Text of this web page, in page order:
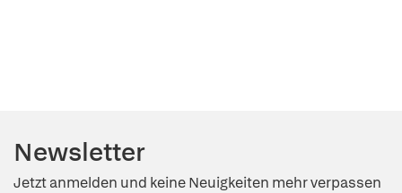
Newsletter
Jetzt anmelden und keine Neuigkeiten mehr verpassen